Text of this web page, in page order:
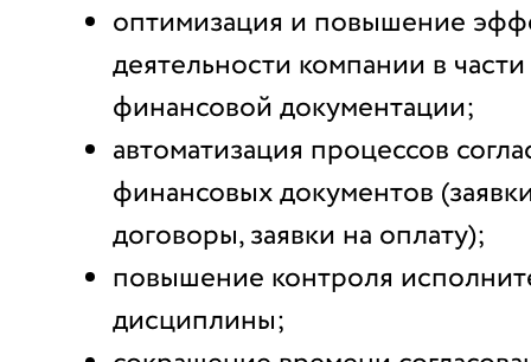
оптимизация и повышение
деятельности компании в
финансовой документации;
автоматизация процессов
финансовых документов
договоры, заявки на оплату);
повышение контроля
дисциплины;